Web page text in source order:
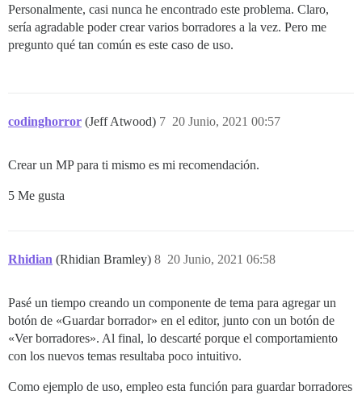
Personalmente, casi nunca he encontrado este problema. Claro,
sería agradable poder crear varios borradores a la vez. Pero me
pregunto qué tan común es este caso de uso.
codinghorror (Jeff Atwood) 20 Junio, 2021 00:57
7
Crear un MP para ti mismo es mi recomendación.
5 Me gusta
Rhidian (Rhidian Bramley) 20 Junio, 2021 06:58
8
Pasé un tiempo creando un componente de tema para agregar un
botón de «Guardar borrador» en el editor, junto con un botón de
«Ver borradores». Al final, lo descarté porque el comportamiento
con los nuevos temas resultaba poco intuitivo.
Como ejemplo de uso, empleo esta función para guardar borradores